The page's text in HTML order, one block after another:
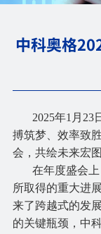
中科奥格
2025年1月23
搏筑梦、效率致
会，共绘未来宏图
在年度盛会
所取得的重大进
来了跨越式的发
的关键瓶颈，中